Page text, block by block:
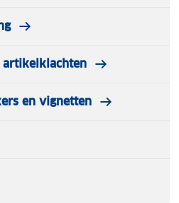
artikelklachten
en vignetten